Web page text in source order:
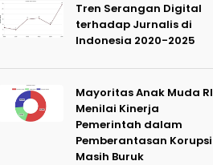
Tren Serangan Digital
terhadap Jurnalis di
Indonesia 2020-2025
Mayoritas Anak Muda RI
Menilai Kinerja
Pemerintah dalam
Pemberantasan Korupsi
Masih Buruk